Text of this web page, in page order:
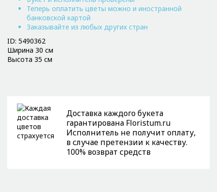
Теперь оплатить цветы можно и иностранной
банковской картой
Заказывайте из любых других стран
ID: 5490362
Ширина 30 см
Высота 35 см
Доставка каждого букета
гарантирована Floristum.ru
Исполнитель не получит оплату,
в случае претензии к качеству.
100% возврат средств